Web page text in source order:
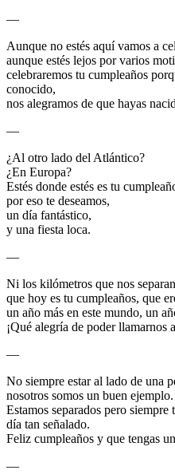
—
Aunque no estés aquí vamos a
aunque estés lejos por varios
celebraremos tu cumpleaños
conocido,
nos alegramos de que hayas
—
¿Al otro lado del Atlántico?
¿En Europa?
Estés donde estés es tu
por eso te deseamos,
un día fantástico,
y una fiesta loca.
—
Ni los kilómetros que nos
que hoy es tu cumpleaños, que
un año más en este mundo, un
¡Qué alegría de poder llamarnos
—
No siempre estar al lado de una
nosotros somos un buen ejemplo.
Estamos separados pero
día tan señalado.
Feliz cumpleaños y que tengas
—